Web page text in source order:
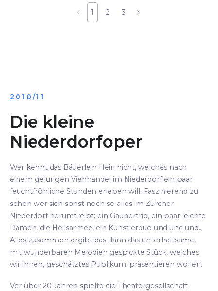
1 2 3
2010/11
Die kleine
Niederdorfoper
Wer kennt das Bäuerlein Heiri nicht, welches nach
einem gelungen Viehhandel im Niederdorf ein paar
feuchtfröhliche Stunden erleben will. Faszinierend zu
sehen wer sich sonst noch so alles im Zürcher
Niederdorf herumtreibt: ein Gaunertrio, ein paar leichte
Damen, die Heilsarmee, ein Künstlerduo und und und...
Alles zusammen ergibt das dann das unterhaltsame,
mit wunderbaren Melodien gespickte Stück, welches
wir ihnen, geschätztes Publikum, präsentieren wollen.
Vor über 20 Jahren spielte die Theatergesellschaft